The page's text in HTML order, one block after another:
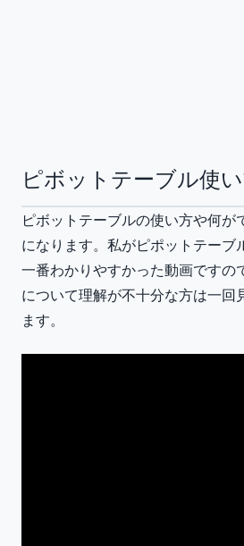
ピボットテーブル使
ピボットテーブルの使い方や何が
になります。私がピポットテーブ
一番わかりやすかった動画ですの
について理解が不十分な方は一回
ます。